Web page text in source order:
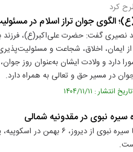
کرد
الگوی جوان تراز اسلام در
نصیری گفت: حضرت علی‌اکبر(ع)، فرزند
ایمان، اخلاق، شجاعت و
دارد و ولادت ایشان به‌عنوان روز
در مسیر حق و تعالی به همراه دارد.
سیره نبوی در مقدونیه شمالی
نمایشگاه آشنایی با سیره نبوی از